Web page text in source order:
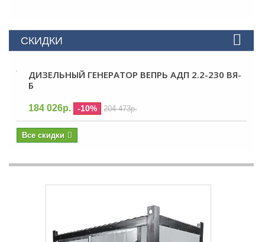
СКИДКИ
ДИЗЕЛЬНЫЙ ГЕНЕРАТОР ВЕПРЬ АДП 2.2-230 ВЯ-
Б
184 026р. -10% 204 473р.
Все скидки